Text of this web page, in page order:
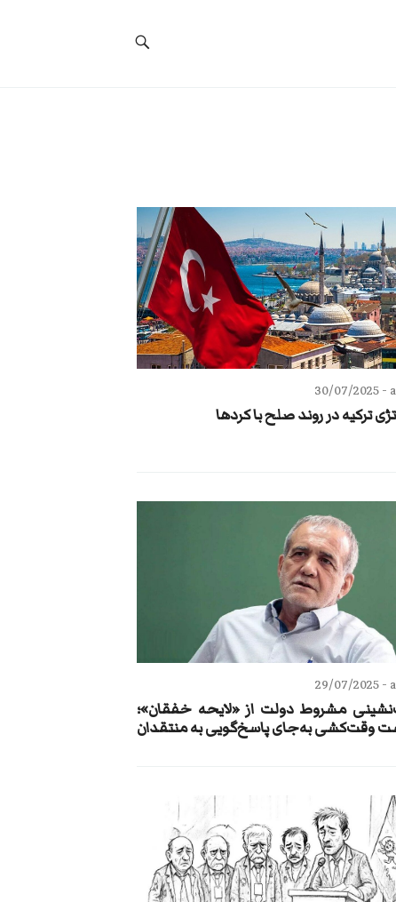
30/07/2025
ترکیه در روند صلح با کردها
29/07/2025
مشروط دولت از «لایحه خفقان»؛
وقت‌کشی به‌جای پاسخ‌گویی به منتقدان